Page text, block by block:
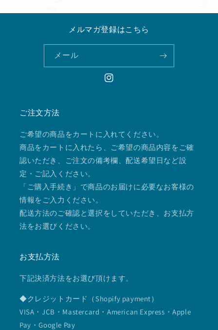
メルマガ登録はこちら
メール
Instagram
ご注文方法
ご希望の商品をカートに入れてください。
商品をカートに入れたら、ご希望の商品内容をご確
認いただき、ご注文の備考欄、配送希望日など設
定・ご記入ください。
「ご購入手続き」で商品のお届けに必要なお客様の
情報をご入力ください。
配送方法のご確認と選択をしていただき、お支払方
法をお選びください。
お支払方法
下記決済方法をお選び頂けます。
◆クレジットカード（Shopify payment）
VISA・JCB・Mastercard・American Express・Apple
Pay・Google Pay